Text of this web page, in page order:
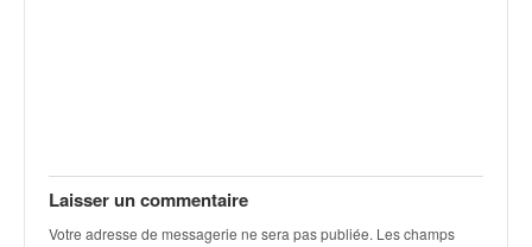
Laisser un commentaire
Votre adresse de messagerie ne sera pas publiée. Les champs